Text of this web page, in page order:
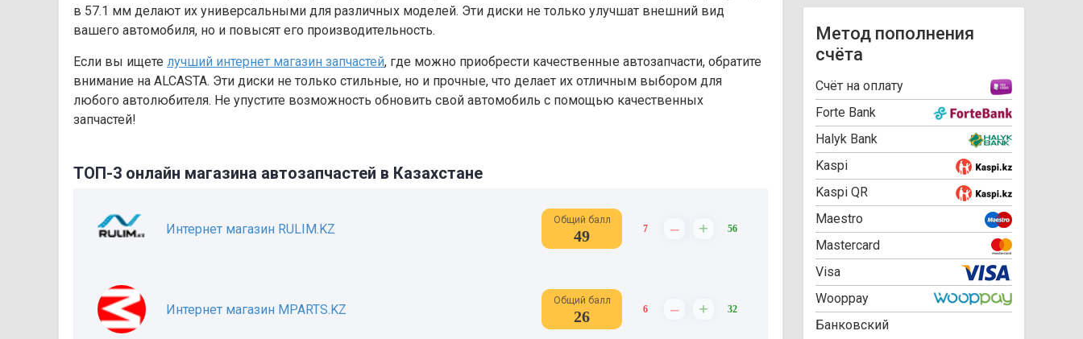
в 57.1 мм делают их универсальными для различных моделей. Эти диски не только улучшат внешний вид
вашего автомобиля, но и повысят его производительность.
Если вы ищете лучший интернет магазин запчастей, где можно приобрести качественные автозапчасти, обратите
внимание на ALCASTA. Эти диски не только стильные, но и прочные, что делает их отличным выбором для
любого автолюбителя. Не упустите возможность обновить свой автомобиль с помощью качественных
запчастей!
ТОП-3 онлайн магазина автозапчастей в Казахстане
Интернет магазин RULIM.KZ
Общий балл
49 7 – + 56
Интернет магазин MPARTS.KZ
Общий балл
26 6 – + 32
Метод пополнения
счёта
Cчёт на оплату
Forte Bank
Halyk Bank
Kaspi
Kaspi QR
Maestro
Mastercard
Visa
Wooppay
Банковский